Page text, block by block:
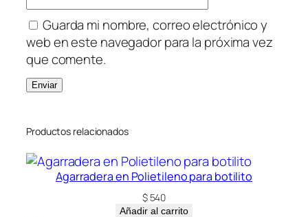
Guarda mi nombre, correo electrónico y
web en este navegador para la próxima vez
que comente.
Productos relacionados
Agarradera en Polietileno para botilito
$540
Añadir al carrito